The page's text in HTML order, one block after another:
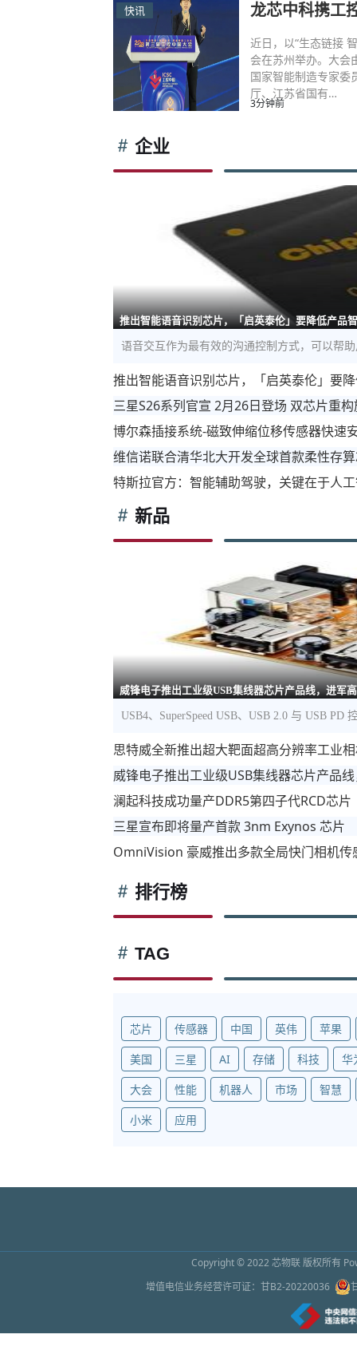
快讯 龙芯中科携工
近日，以“生态链接
会在苏州举办。大会
国家智能制造专家委
厅、江苏省国有…
3分钟前
企业
推出智能语音识别芯片，「启英泰伦」要降低产品
语音交互作为最有效的沟通控制方式，可以帮
推出智能语音识别芯片，「启英泰伦」要
三星S26系列官宣 2月26日登场 双芯片重
博尔森插接系统-磁致伸缩位移传感器快速
维信诺联合清华北大开发全球首款柔性存
特斯拉官方：智能辅助驾驶，关键在于人
新品
威锋电子推出工业级USB集线器芯片产品线，进军
USB4、SuperSpeed USB、USB 2.0 与 USB
思特威全新推出超大靶面超高分辨率工业
威锋电子推出工业级USB集线器芯片产品
澜起科技成功量产DDR5第四子代RCD芯片
三星宣布即将量产首款 3nm Exynos 芯片
OmniVision 豪威推出多款全局快门相机
排行榜
TAG
芯片 传感器 中国 英伟
苹果
美国
三星 AI 存储 科技
华
大会
性能 机器人 市场
智慧
小米
应用
Copyright © 2022 芯物联版权所有
增值电信业务经营许可证： 甘B2-20220036